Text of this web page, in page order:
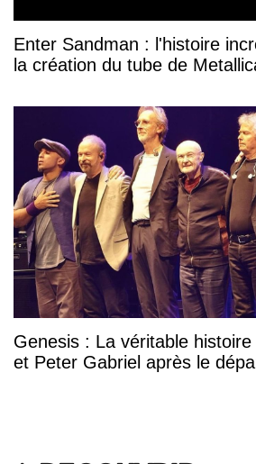
Enter Sandman : l'histoire
la création du tube de
Genesis : La véritable
et Peter Gabriel après le